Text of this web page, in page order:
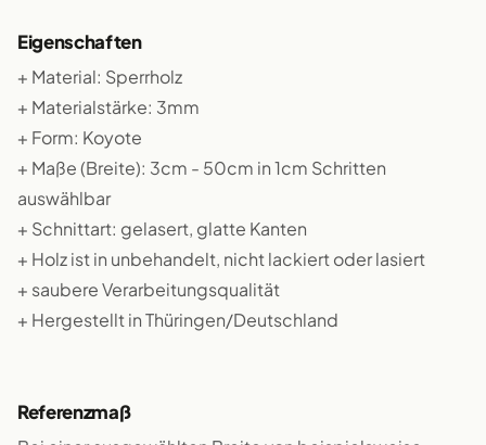
Eigenschaften
+ Material: Sperrholz
+ Materialstärke: 3mm
+ Form: Koyote
+ Maße (Breite): 3cm - 50cm in 1cm Schritten
auswählbar
+ Schnittart: gelasert, glatte Kanten
+ Holz ist in unbehandelt, nicht lackiert oder lasiert
+ saubere Verarbeitungsqualität
+ Hergestellt in Thüringen/Deutschland
Referenzmaß